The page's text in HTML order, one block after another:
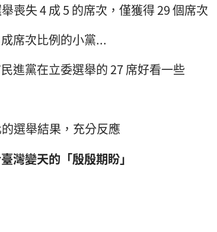
喪失 4 成 5 的席次，僅獲得 29 個席次
席次比例的小黨...
進黨在立委選舉的 27 席好看一些
選舉結果，充分反應
灣變天的「殷殷期盼」